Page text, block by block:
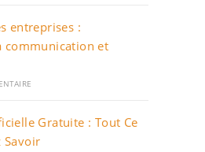
entreprises :
communication et
Gratuite : Tout Ce
Savoir